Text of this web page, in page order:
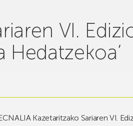
VI.
Kazetaritzako Sariaren VI.